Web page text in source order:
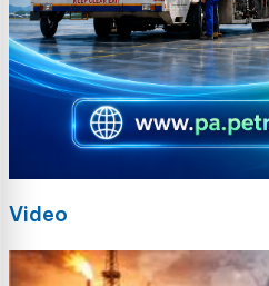
Video